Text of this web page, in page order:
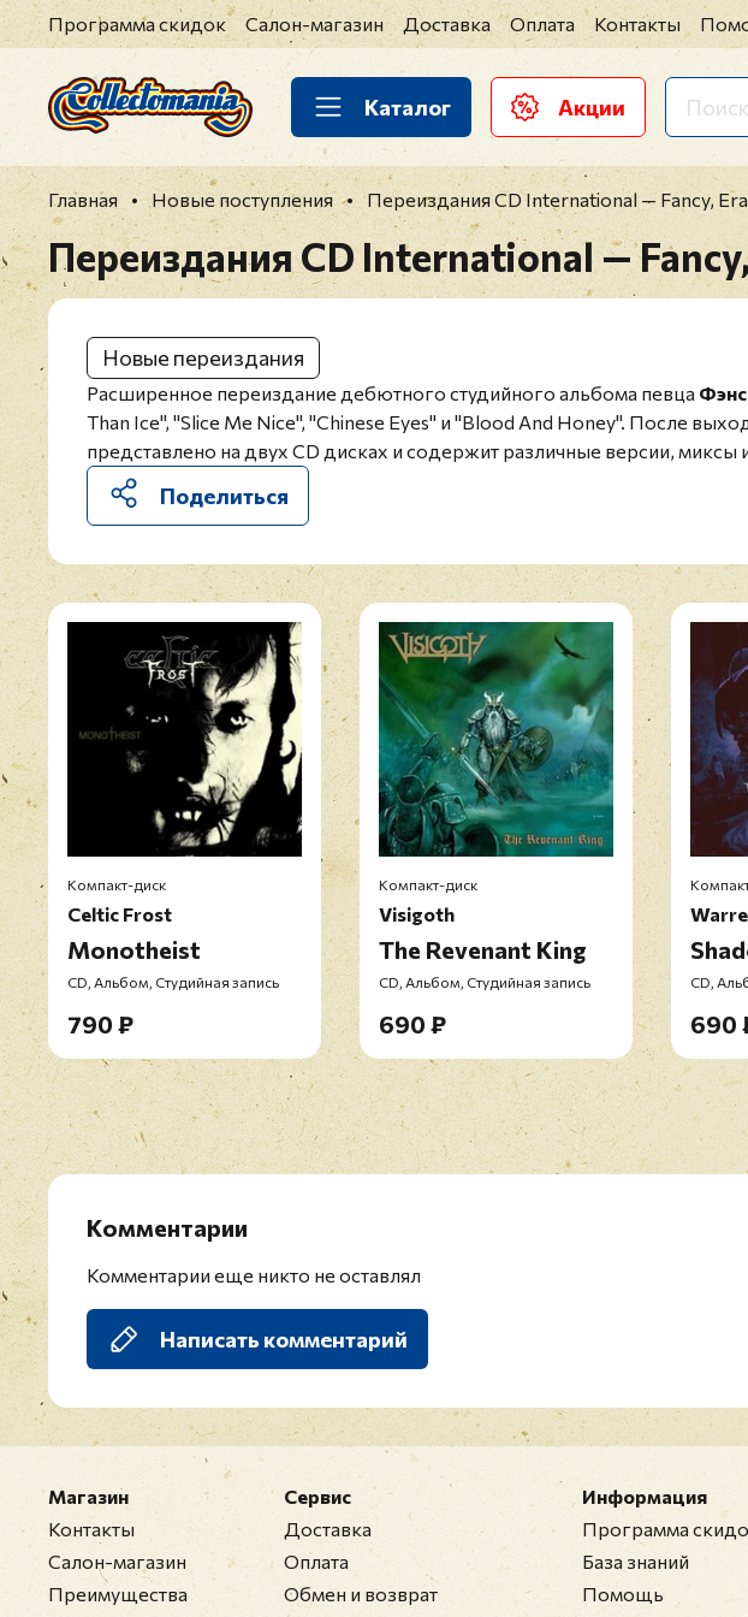
Программа скидок Салон-магазин Доставка Оплата Контакты
Каталог Акции
Главная Новые поступления Переиздания CD International — Fancy,
Переиздания CD International —
Новые переиздания
Расширенное переиздание дебютного студийного альбома певца
Than Ice", "Slice Me Nice", "Chinese Eyes" и "Blood And Honey". После
представлено на двух CD дисках и содержит различные версии, миксы
Поделиться
Компакт-диск
Celtic Frost
Monotheist
CD, Альбом, Студийная запись
790 ₽
Компакт-диск
Visigoth
The Revenant King
CD, Альбом, Студийная запись
690 ₽
CD,
690
Комментарии
Комментарии еще никто не оставлял
Написать комментарий
Магазин
Контакты
Салон-магазин
Преимущества
Сервис
Доставка
Оплата
Обмен и возврат
Информация
Программа
База знаний
Помощь